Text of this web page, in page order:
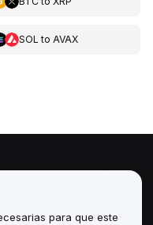
SOL to AVAX
para que este